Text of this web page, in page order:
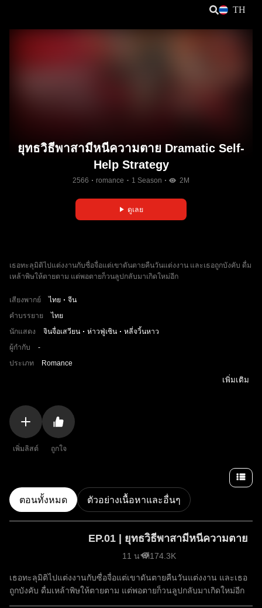
TH
ยุทธวิธีพาสามีหนีความตาย Dramatic Self-
Help Strategy
2566 romance 1 Season 2M
ดูเลย
เพิ่มลิสต์ ถูกใจ
เธอทะลุมิติไปแต่งงานกับซื่อจื่อแต่เขาดันตายคืนวันแต่งงาน และเธอถูกบังคับ ดื่ม
เหล้าพิษให้ตายตาม แต่พอตายก็วนลูปกลับมาเกิดใหม่อีก
เสียงพากย์ ไทย
จีน
คำบรรยาย
ไทย
นักแสดง
จินจื่อเสวียน ห่าวฟู่เซิน
หลี่จวิ้นหาว
ผู้กำกับ
-
ประเภท
Romance
เพิ่มเติม
ตอนทั้งหมด ตัวอย่างเนื้อหาและอื่นๆ
EP.01 | ยุทธวิธีพาสามีหนีความตาย
11 นาที174.3K
เธอทะลุมิติไปแต่งงานกับซื่อจื่อแต่เขาดันตายคืนวันแต่งงาน และเธอ
ถูกบังคับ ดื่มเหล้าพิษให้ตายตาม แต่พอตายก็วนลูปกลับมาเกิดใหม่อีก